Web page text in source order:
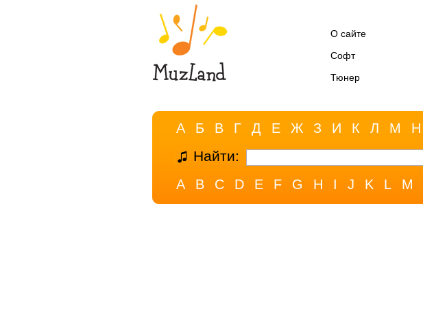
О сайте
Софт
Тюнер
А Б В Г Д Е Ж З И К Л М Н
Найти:
A B C D E F G H I J K L M